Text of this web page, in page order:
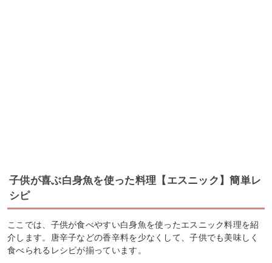
子供が喜ぶ白身魚を使った料理【エスニック】簡単レ
シピ
ここでは、子供が食べやすい白身魚を使ったエスニック料理を紹
介します。唐辛子などの香辛料を少なくして、子供でも美味しく
食べられるレシピが揃っています。